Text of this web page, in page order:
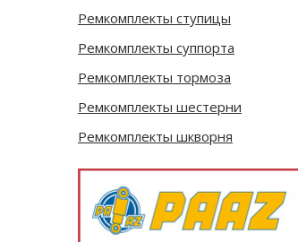
Ремкомплекты ступицы
Ремкомплекты суппорта
Ремкомплекты тормоза
Ремкомплекты шестерни
Ремкомплекты шкворня